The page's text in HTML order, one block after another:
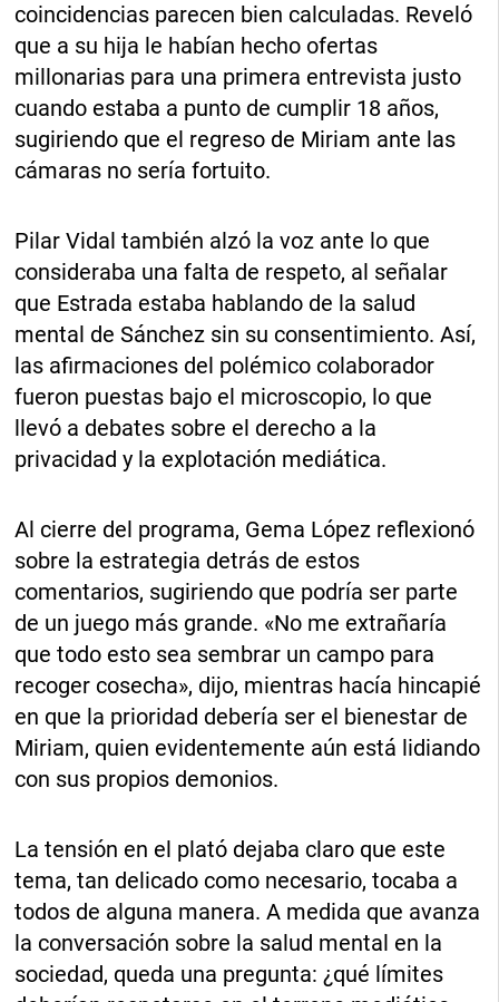
coincidencias parecen bien calculadas. Reveló
que a su hija le habían hecho ofertas
millonarias para una primera entrevista justo
cuando estaba a punto de cumplir 18 años,
sugiriendo que el regreso de Miriam ante las
cámaras no sería fortuito.
Pilar Vidal también alzó la voz ante lo que
consideraba una falta de respeto, al señalar
que Estrada estaba hablando de la salud
mental de Sánchez sin su consentimiento. Así,
las afirmaciones del polémico colaborador
fueron puestas bajo el microscopio, lo que
llevó a debates sobre el derecho a la
privacidad y la explotación mediática.
Al cierre del programa, Gema López reflexionó
sobre la estrategia detrás de estos
comentarios, sugiriendo que podría ser parte
de un juego más grande. «No me extrañaría
que todo esto sea sembrar un campo para
recoger cosecha», dijo, mientras hacía hincapié
en que la prioridad debería ser el bienestar de
Miriam, quien evidentemente aún está lidiando
con sus propios demonios.
La tensión en el plató dejaba claro que este
tema, tan delicado como necesario, tocaba a
todos de alguna manera. A medida que avanza
la conversación sobre la salud mental en la
sociedad, queda una pregunta: ¿qué límites